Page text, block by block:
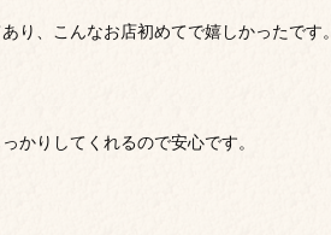
り、こんなお店初めてで嬉しかったです。
かりしてくれるので安心です。